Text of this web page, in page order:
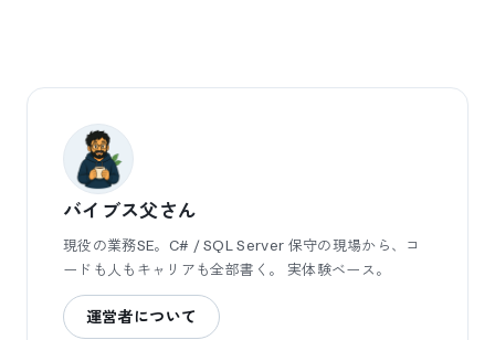
バイブス父さん
現役の業務SE。C# / SQL Server 保守の現場から、コ
ードも人もキャリアも全部書く。 実体験ベース。
運営者について